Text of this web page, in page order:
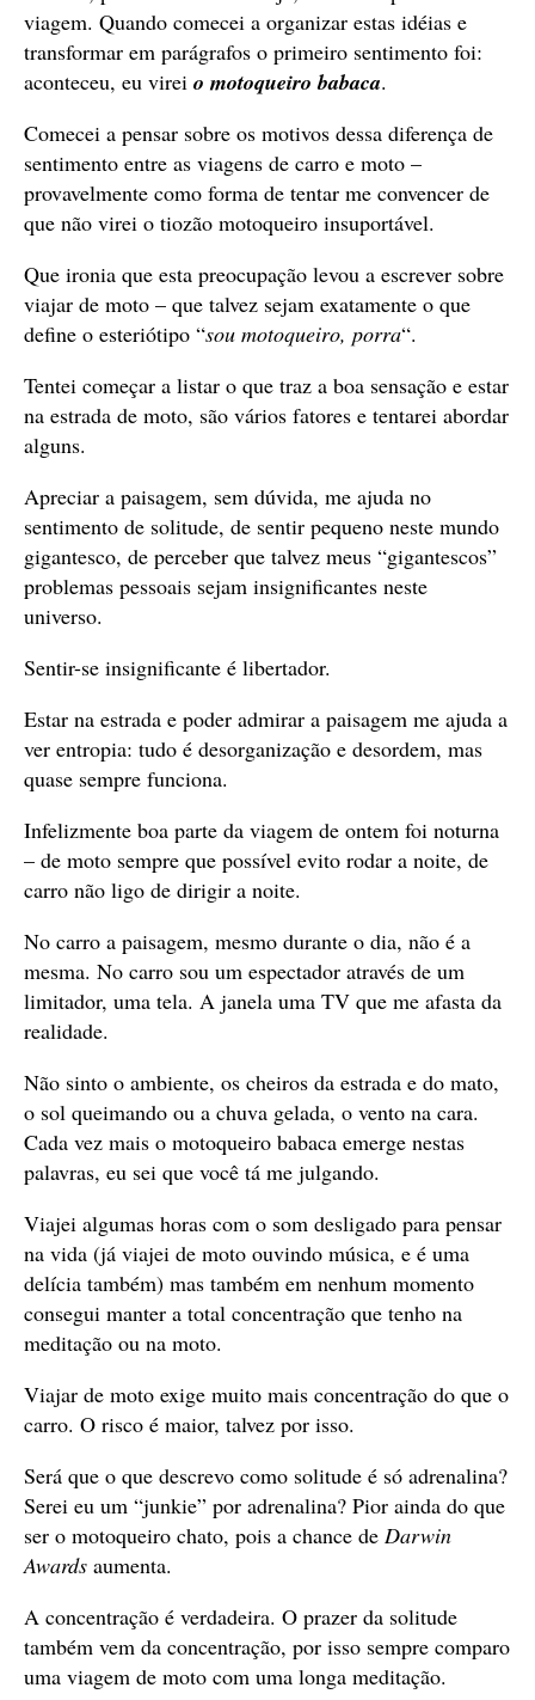
viagem. Quando comecei a organizar estas idéias e
transformar em parágrafos o primeiro sentimento foi:
aconteceu, eu virei o motoqueiro babaca.
Comecei a pensar sobre os motivos dessa diferença de
sentimento entre as viagens de carro e moto –
provavelmente como forma de tentar me convencer de
que não virei o tiozão motoqueiro insuportável.
Que ironia que esta preocupação levou a escrever sobre
viajar de moto – que talvez sejam exatamente o que
define o esteriótipo “sou motoqueiro, porra“.
Tentei começar a listar o que traz a boa sensação e estar
na estrada de moto, são vários fatores e tentarei abordar
alguns.
Apreciar a paisagem, sem dúvida, me ajuda no
sentimento de solitude, de sentir pequeno neste mundo
gigantesco, de perceber que talvez meus “gigantescos”
problemas pessoais sejam insignificantes neste
universo.
Sentir-se insignificante é libertador.
Estar na estrada e poder admirar a paisagem me ajuda a
ver entropia: tudo é desorganização e desordem, mas
quase sempre funciona.
Infelizmente boa parte da viagem de ontem foi noturna
– de moto sempre que possível evito rodar a noite, de
carro não ligo de dirigir a noite.
No carro a paisagem, mesmo durante o dia, não é a
mesma. No carro sou um espectador através de um
limitador, uma tela. A janela uma TV que me afasta da
realidade.
Não sinto o ambiente, os cheiros da estrada e do mato,
o sol queimando ou a chuva gelada, o vento na cara.
Cada vez mais o motoqueiro babaca emerge nestas
palavras, eu sei que você tá me julgando.
Viajei algumas horas com o som desligado para pensar
na vida (já viajei de moto ouvindo música, e é uma
delícia também) mas também em nenhum momento
consegui manter a total concentração que tenho na
meditação ou na moto.
Viajar de moto exige muito mais concentração do que o
carro. O risco é maior, talvez por isso.
Será que o que descrevo como solitude é só adrenalina?
Serei eu um “junkie” por adrenalina? Pior ainda do que
ser o motoqueiro chato, pois a chance de Darwin
Awards aumenta.
A concentração é verdadeira. O prazer da solitude
também vem da concentração, por isso sempre comparo
uma viagem de moto com uma longa meditação.